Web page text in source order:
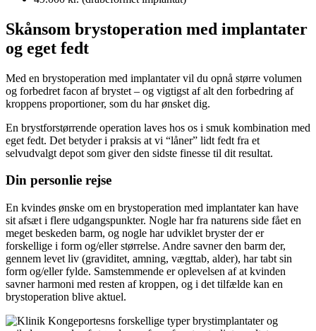
Skånsom brystoperation med implantater
og eget fedt
Med en brystoperation med implantater vil du opnå større volumen
og forbedret facon af brystet – og vigtigst af alt den forbedring af
kroppens proportioner, som du har ønsket dig.
En brystforstørrende operation laves hos os i smuk kombination med
eget fedt. Det betyder i praksis at vi “låner” lidt fedt fra et
selvudvalgt depot som giver den sidste finesse til dit resultat.
Din personlie rejse
En kvindes ønske om en brystoperation med implantater kan have
sit afsæt i flere udgangspunkter. Nogle har fra naturens side fået en
meget beskeden barm, og nogle har udviklet bryster der er
forskellige i form og/eller størrelse. Andre savner den barm der,
gennem levet liv (graviditet, amning, vægttab, alder), har tabt sin
form og/eller fylde. Samstemmende er oplevelsen af at kvinden
savner harmoni med resten af kroppen, og i det tilfælde kan en
brystoperation blive aktuel.